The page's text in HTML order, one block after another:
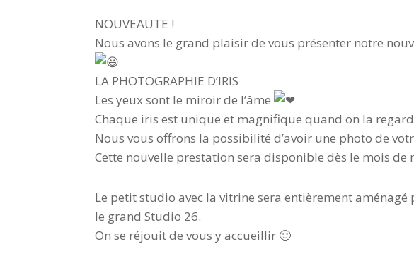
NOUVEAUTE !
Nous avons le grand plaisir de vous présenter notre
LA PHOTOGRAPHIE D’IRIS
Les yeux sont le miroir de l’âme
Chaque iris est unique et magnifique quand on la
Nous vous offrons la possibilité d’avoir une photo de
Cette nouvelle prestation sera disponible dès le mois
Le petit studio avec la vitrine sera entièrement aménagé
le grand Studio 26.
On se réjouit de vous y accueillir 🙂